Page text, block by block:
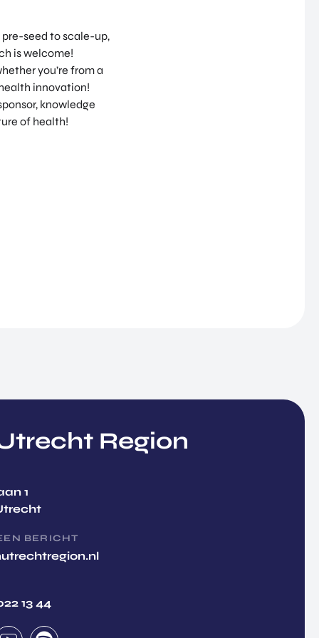
pre-seed to scale-up,
is welcome!
you’re from a
innovation!
knowledge
of health!
Region
1
BERICHT
13 44